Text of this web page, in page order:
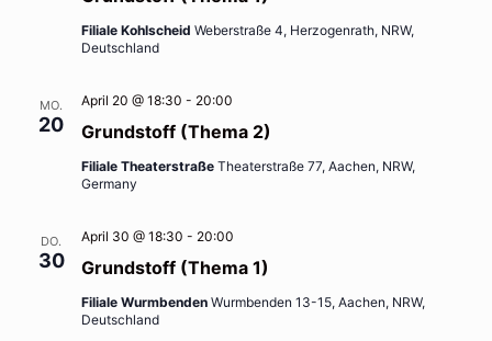
Filiale Kohlscheid Weberstraße 4, Herzogenrath, NRW,
Deutschland
MO.
20 Grundstoff (Thema 2)
April 20 @ 18:30 - 20:00
Filiale Theaterstraße Theaterstraße 77, Aachen, NRW,
Germany
DO.
30 Grundstoff (Thema 1)
April 30 @ 18:30 - 20:00
Filiale Wurmbenden Wurmbenden 13-15, Aachen, NRW,
Deutschland